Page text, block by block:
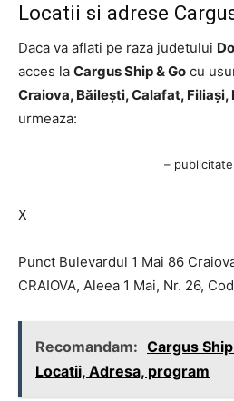
Locatii si adrese
Daca va aflati pe raza judetului
acces la Cargus Ship & Go cu
Craiova, Băilești, Calafat, Filiași,
urmeaza:
–
X
Punct Bulevardul 1 Mai 86
CRAIOVA, Aleea 1 Mai, Nr. 26,
Recomandam: Cargus
Locatii, Adresa, program